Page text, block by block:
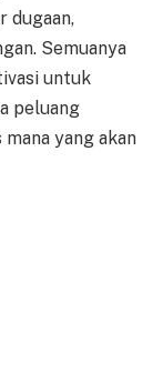
dugaan,
Semuanya
untuk
peluang
yang akan